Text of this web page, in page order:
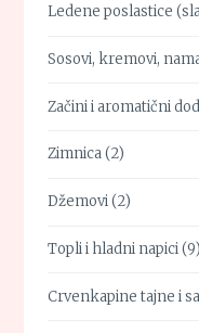
Ledene poslastice
Sosovi, kremovi,
Začini i aromatični
Zimnica(2)
Džemovi(2)
Topli i hladni napici(9)
Crvenkapine tajne i